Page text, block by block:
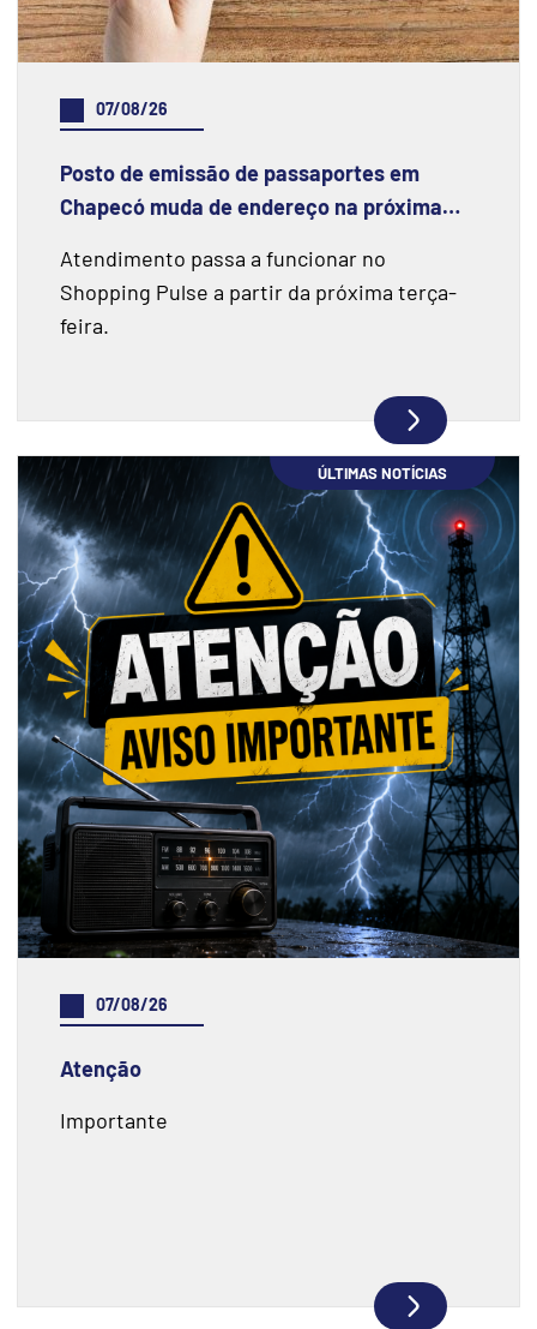
07/08/26
Posto de emissão de passaportes em
Chapecó muda de endereço na próxima
Atendimento passa a funcionar no
Shopping Pulse a partir da próxima terça-
feira.
ÚLTIMAS NOTÍCIAS
07/08/26
Atenção
Importante